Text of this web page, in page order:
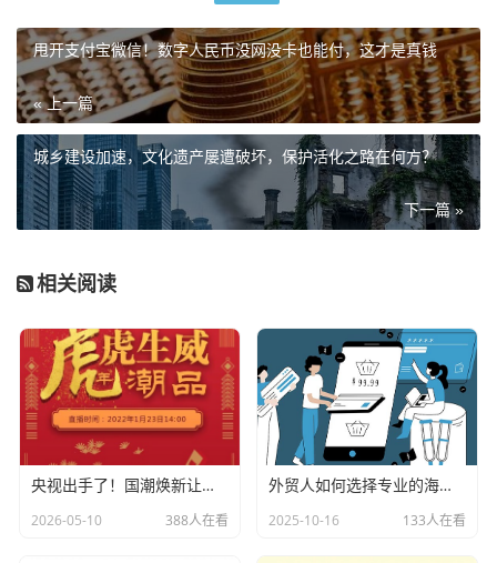
甩开支付宝微信！数字人民币没网没卡也能付，这才是真钱
« 上一篇
城乡建设加速，文化遗产屡遭破坏，保护活化之路在何方？
下一篇 »
相关阅读
央视出手了！国潮焕新让非遗炸场，这才是文化强国该有的排面
2026-05-10 388人在看
外贸人如何选择专业的海关数据公司？
2025-10-16 133人在看